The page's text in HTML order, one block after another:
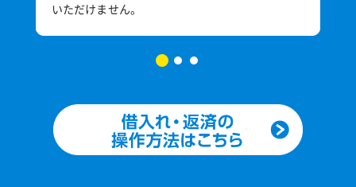
いただけません。